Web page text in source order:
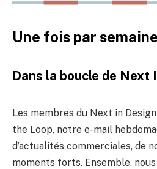
Une fois par semaine
Dans la boucle de Next
Les membres du Next in
the Loop, notre e-mail
d’actualités commerciales, de
moments forts. Ensemble,